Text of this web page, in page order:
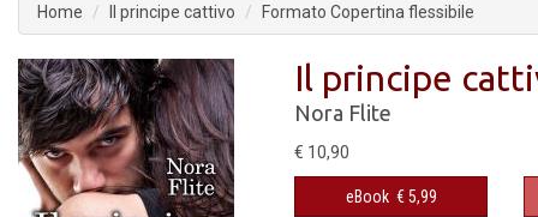
Home Il principe cattivo Formato Copertina flessibile
Il principe
Nora Flite
€ 10,90
eBook € 5,99